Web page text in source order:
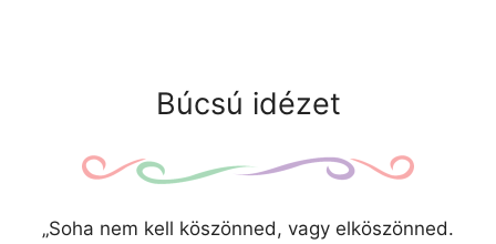
Búcsú idézet
„Soha nem kell köszönned, vagy elköszönned.